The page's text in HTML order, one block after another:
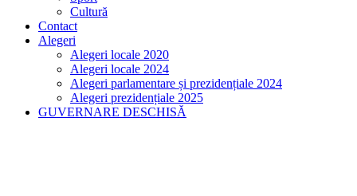
Cultură
Contact
Alegeri
Alegeri locale 2020
Alegeri locale 2024
Alegeri parlamentare și prezidențiale 2024
Alegeri prezidențiale 2025
GUVERNARE DESCHISĂ